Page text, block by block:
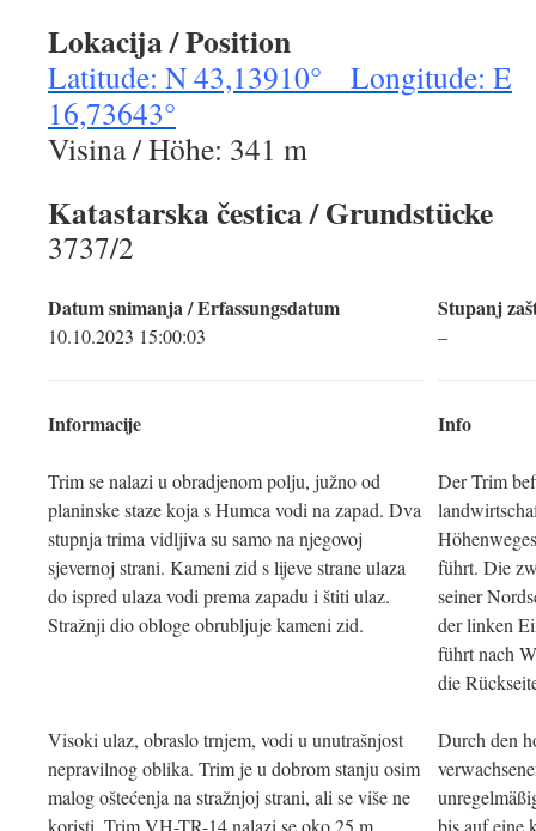
Lokacija/ Position
Latitude: N 43,13910° Longitude: E
16,73643°
Visina / Höhe: 341 m
Katastarska čestica/ Grundstücke
3737/2
Datum snimanja / Erfassungsdatum
10.10.2023 15:00:03
Informacije
Trim se nalazi u obradjenom polju, južno od
planinske staze koja s Humca vodi na zapad. Dva
stupnja trima vidljiva su samo na njegovoj
sjevernoj strani. Kameni zid s lijeve strane ulaza
do ispred ulaza vodi prema zapadu i štiti ulaz.
Stražnji dio obloge obrubljuje kameni zid.
Stupanj
–
Info
Der Trim
führt. Die
seiner
der linken
führt nach
die
Visoki ulaz, obraslo trnjem, vodi u unutrašnjost
nepravilnog oblika. Trim je u dobrom stanju osim
malog oštećenja na stražnjoj strani, ali se više ne
Durch den